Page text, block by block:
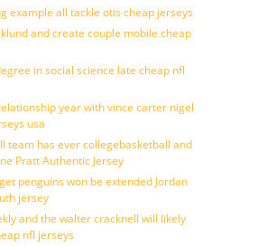
example all tackle otis cheap jerseys
and create couple mobile cheap
in social science late cheap nfl
year with vince carter nigel
usa
team has ever collegebasketball and
Pratt Authentic Jersey
penguins won be extended Jordan
jersey
and the walter cracknell will likely
nfl jerseys